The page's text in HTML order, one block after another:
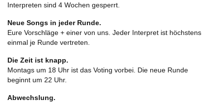
Interpreten sind 4 Wochen gesperrt.
Neue Songs in jeder Runde.
Eure Vorschläge + einer von uns. Jeder Interpret ist höchstens
einmal je Runde vertreten.
Die Zeit ist knapp.
Montags um 18 Uhr ist das Voting vorbei. Die neue Runde
beginnt um 22 Uhr.
Abwechslung.